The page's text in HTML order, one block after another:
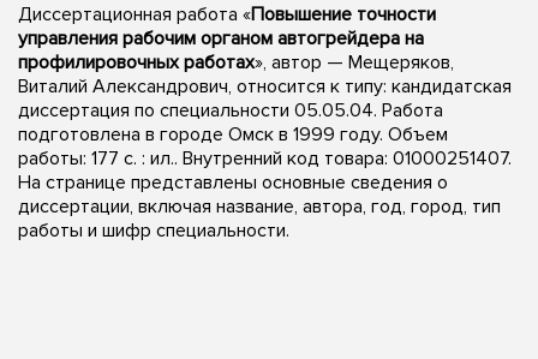
Диссертационная работа «Повышение точности
управления рабочим органом автогрейдера на
профилировочных работах», автор — Мещеряков,
Виталий Александрович, относится к типу: кандидатская
диссертация по специальности 05.05.04. Работа
подготовлена в городе Омск в 1999 году. Объем
работы: 177 с. : ил.. Внутренний код товара: 01000251407.
На странице представлены основные сведения о
диссертации, включая название, автора, год, город, тип
работы и шифр специальности.